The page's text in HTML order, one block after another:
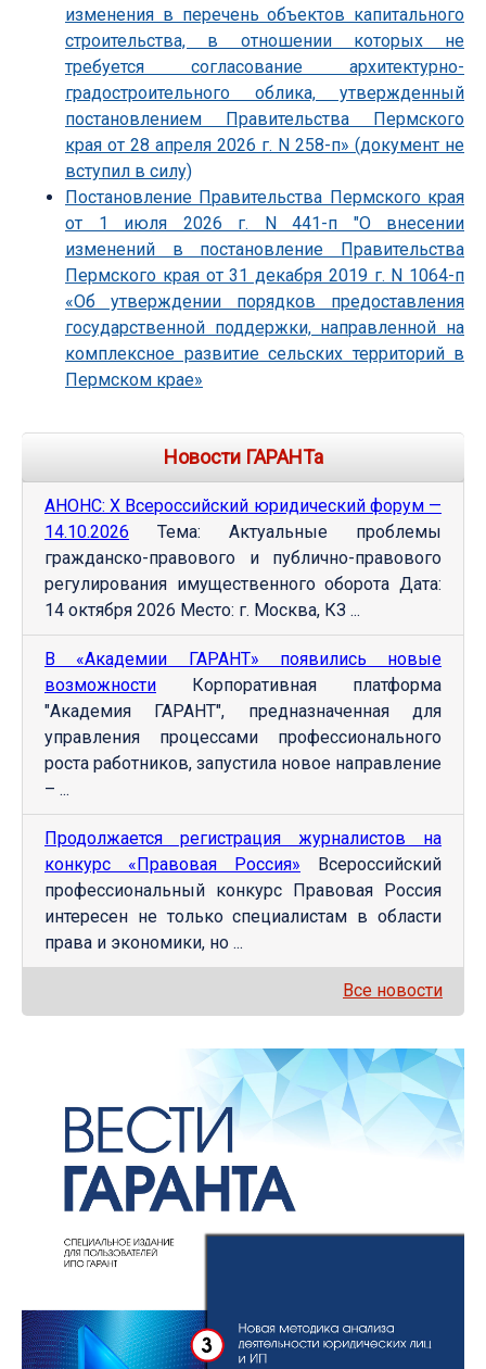
изменения в перечень объектов капитального
строительства, в отношении которых не
требуется согласование архитектурно-
градостроительного облика, утвержденный
постановлением Правительства Пермского
края от 28 апреля 2026 г. N 258-п» (документ не
вступил в силу)
Постановление Правительства Пермского края
от 1 июля 2026 г. N 441-п "О внесении
изменений в постановление Правительства
Пермского края от 31 декабря 2019 г. N 1064-п
«Об утверждении порядков предоставления
государственной поддержки, направленной на
комплексное развитие сельских территорий в
Пермском крае»
Новости ГАРАНТа
АНОНС: Х Всероссийский юридический форум —
14.10.2026 Тема: Актуальные проблемы
гражданско-правового и публично-правового
регулирования имущественного оборота Дата:
14 октября 2026 Место: г. Москва, КЗ ...
В «Академии ГАРАНТ» появились новые
возможности Корпоративная платформа
"Академия ГАРАНТ", предназначенная для
управления процессами профессионального
роста работников, запустила новое направление
– ...
Продолжается регистрация журналистов на
конкурс «Правовая Россия» Всероссийский
профессиональный конкурс Правовая Россия
интересен не только специалистам в области
права и экономики, но ...
Все новости